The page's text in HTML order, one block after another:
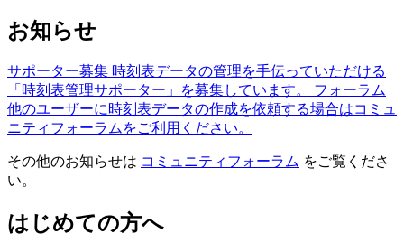
お知らせ
サポーター募集 時刻表データの管理を手伝っていただける
「時刻表管理サポーター」を募集しています。
フォーラム
他のユーザーに時刻表データの作成を依頼する場合はコミュ
ニティフォーラムをご利用ください。
その他のお知らせは コミュニティフォーラム をご覧くださ
い。
はじめての方へ